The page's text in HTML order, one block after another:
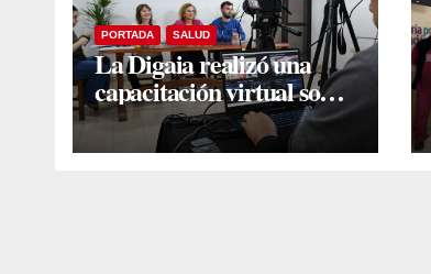
PORTADA SALUD
La Digaia realizó una
capacitación virtual sobre
los riesgos asociados al
consumo de alcohol y